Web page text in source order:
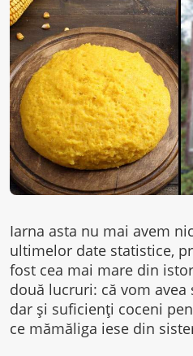
Iarna asta nu mai avem
ultimelor date statistice,
fost cea mai mare din
două lucruri: că vom
dar şi suficienţi coceni
ce mămăliga iese din